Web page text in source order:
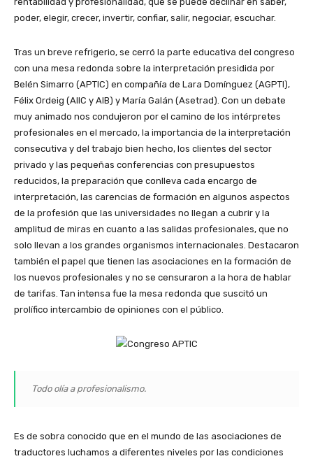
poder, elegir, crecer, invertir, confiar, salir, negociar, escuchar.
Tras un breve refrigerio, se cerró la parte educativa del congreso
con una mesa redonda sobre la interpretación presidida por
Belén Simarro (APTIC) en compañía de Lara Domínguez (AGPTI),
Félix Ordeig (AIIC y AIB) y María Galán (Asetrad). Con un debate
muy animado nos condujeron por el camino de los intérpretes
profesionales en el mercado, la importancia de la interpretación
consecutiva y del trabajo bien hecho, los clientes del sector
privado y las pequeñas conferencias con presupuestos
reducidos, la preparación que conlleva cada encargo de
interpretación, las carencias de formación en algunos aspectos
de la profesión que las universidades no llegan a cubrir y la
amplitud de miras en cuanto a las salidas profesionales, que no
solo llevan a los grandes organismos internacionales. Destacaron
también el papel que tienen las asociaciones en la formación de
los nuevos profesionales y no se censuraron a la hora de hablar
de tarifas. Tan intensa fue la mesa redonda que suscitó un
prolífico intercambio de opiniones con el público.
Todo olía a profesionalismo.
Es de sobra conocido que en el mundo de las asociaciones de
traductores luchamos a diferentes niveles por las condiciones